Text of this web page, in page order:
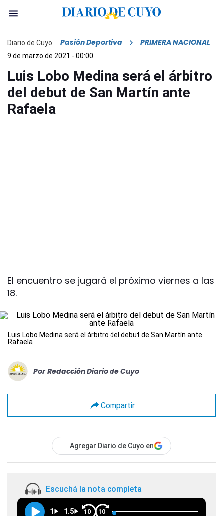
Diario de Cuyo Pasión Deportiva PRIMERA NACIONAL
9 de marzo de 2021 - 00:00
Luis Lobo Medina será el árbitro
del debut de San Martín ante
Rafaela
El encuentro se jugará el próximo viernes a las
18.
Luis Lobo Medina será el árbitro del debut de San Martín ante
Rafaela
Por Redacción Diario de Cuyo
Compartir
Agregar Diario de Cuyo en
Escuchá la nota completa
1 1.5 10 10